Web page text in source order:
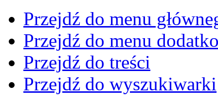
Przejdź do menu
Przejdź do menu
Przejdź do treści
Przejdź do wyszukiwarki